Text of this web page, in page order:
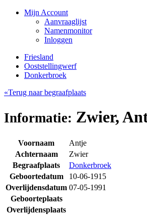
Mijn Account
Aanvraaglijst
Namenmonitor
Inloggen
Friesland
Ooststellingwerf
Donkerbroek
«Terug naar begraafplaats
Informatie: Zwier,
Voornaam
Antje
Achternaam
Zwier
Begraafplaats
Donkerbroek
Geboortedatum
10-06-1915
Overlijdensdatum 07-05-1991
Geboorteplaats
Overlijdensplaats